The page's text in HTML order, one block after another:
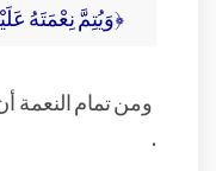
﴿وَيُتِمَّ نِعْمَتَهُ
ومن تمام النعمة
.